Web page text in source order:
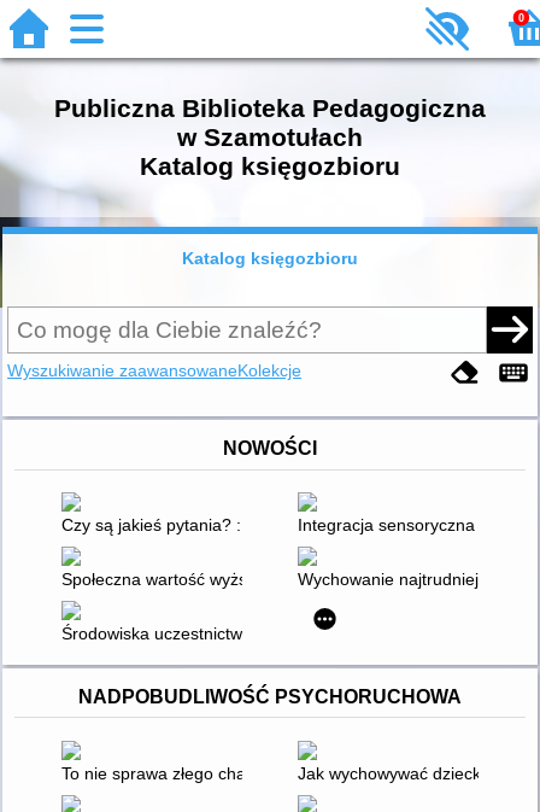
0
Publiczna Biblioteka Pedagogiczna
w Szamotułach
Katalog księgozbioru
Katalog księgozbioru
Wyszukiwanie zaawansowaneKolekcje
NOWOŚCI
Czy są jakieś pytania? : szkice o najnowszej literaturze polskiej
Integracja sensoryczna a
Społeczna wartość wyższego wykształceniaWychowanie najtrudniejsza ze
Środowiska uczestnictwa społecznego jednostek, kategorii i
NADPOBUDLIWOŚĆ PSYCHORUCHOWA
To nie sprawa złego charakteruJak wychowywać dziecko z